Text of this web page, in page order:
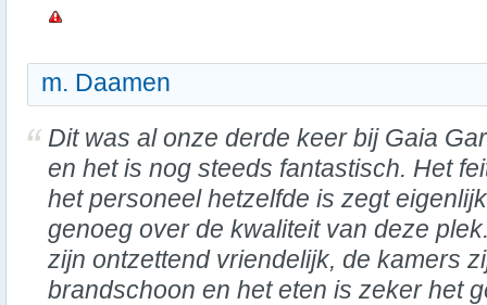
m. Daamen
Dit was al onze derde keer bij Gaia
en het is nog steeds fantastisch. Het
het personeel hetzelfde is zegt
genoeg over de kwaliteit van deze
zijn ontzettend vriendelijk, de kamers
brandschoon en het eten is zeker het